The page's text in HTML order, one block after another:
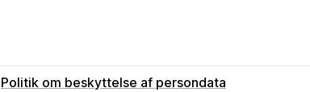
Politik om beskyttelse af persondata